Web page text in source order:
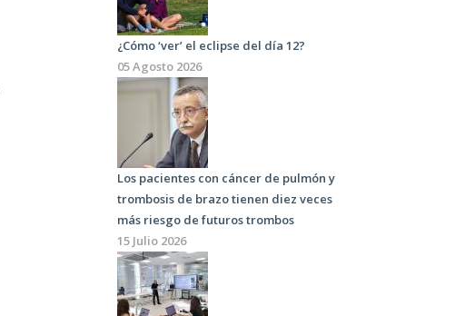
¿Cómo ‘ver’ el eclipse del día 12?
05 Agosto 2026
Los pacientes con cáncer de pulmón y
trombosis de brazo tienen diez veces
más riesgo de futuros trombos
15 Julio 2026